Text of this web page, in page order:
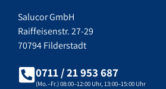
Salucor GmbH
Raiffeisenstr. 27-29
70794 Filderstadt
0711 / 21 953 687
(Mo.–Fr.) 08:00–12:00 Uhr, 13:00–15:00 Uhr